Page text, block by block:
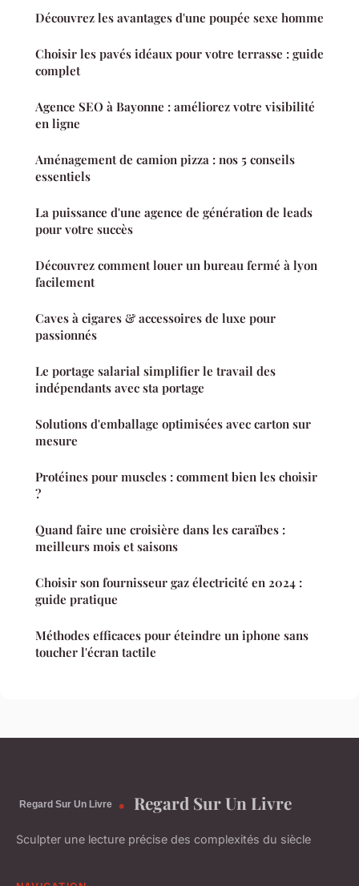
Découvrez les avantages d'une poupée sexe homme
Choisir les pavés idéaux pour votre terrasse : guide
complet
Agence SEO à Bayonne : améliorez votre visibilité
en ligne
Aménagement de camion pizza : nos 5 conseils
essentiels
La puissance d'une agence de génération de leads
pour votre succès
Découvrez comment louer un bureau fermé à lyon
facilement
Caves à cigares & accessoires de luxe pour
passionnés
Le portage salarial simplifier le travail des
indépendants avec sta portage
Solutions d'emballage optimisées avec carton sur
mesure
Protéines pour muscles : comment bien les choisir
?
Quand faire une croisière dans les caraïbes :
meilleurs mois et saisons
Choisir son fournisseur gaz électricité en 2024 :
guide pratique
Méthodes efficaces pour éteindre un iphone sans
toucher l'écran tactile
Regard Sur Un Livre
Sculpter une lecture précise des complexités du siècle